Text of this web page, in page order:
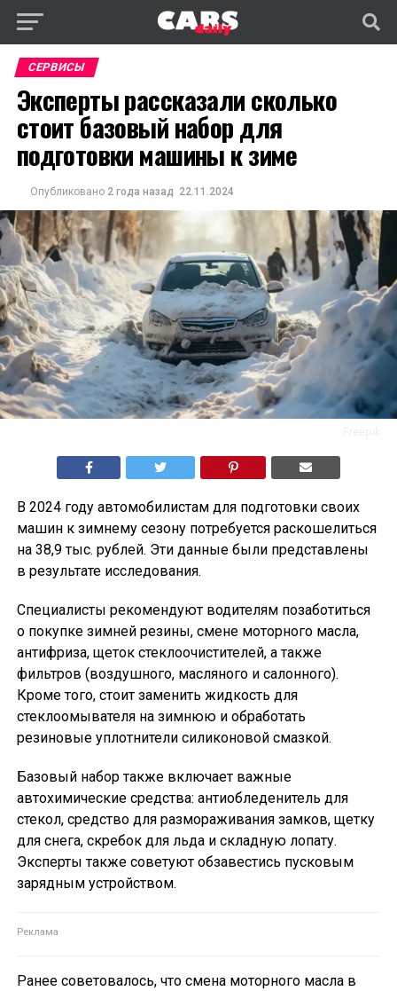
СЕРВИСЫ
Эксперты рассказали сколько
стоит базовый набор для
подготовки машины к зиме
Опубликовано 2 года назад 22.11.2024
В 2024 году автомобилистам для подготовки своих
машин к зимнему сезону потребуется раскошелиться
на 38,9 тыс. рублей. Эти данные были представлены
в результате исследования.
Специалисты рекомендуют водителям позаботиться
о покупке зимней резины, смене моторного масла,
антифриза, щеток стеклоочистителей, а также
фильтров (воздушного, масляного и салонного).
Кроме того, стоит заменить жидкость для
стеклоомывателя на зимнюю и обработать
резиновые уплотнители силиконовой смазкой.
Базовый набор также включает важные
автохимические средства: антиобледенитель для
стекол, средство для размораживания замков, щетку
для снега, скребок для льда и складную лопату.
Эксперты также советуют обзавестись пусковым
зарядным устройством.
Ранее советовалось, что смена моторного масла в